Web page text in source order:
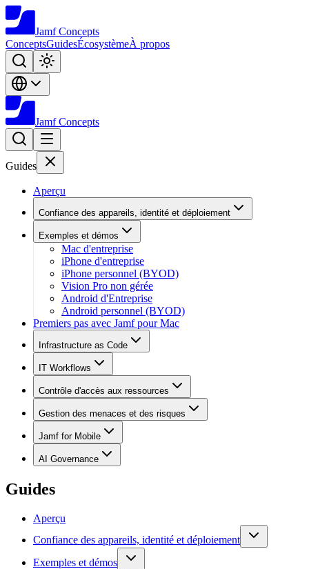
Jamf Concepts
ConceptsGuidesÉcosystèmeÀ propos
Jamf Concepts
Guides
Aperçu
Confiance des appareils, identité et déploiement
Exemples et démos
Mac d'entreprise
iPhone d'entreprise
iPhone personnel (BYOD)
Vision Pro non gérée
Android d'Entreprise
Android personnel (BYOD)
Premiers pas avec Jamf pour Mac
Infrastructure as Code
IT Workflows
Contrôle d'accès aux ressources
Gestion des menaces et des risques
Jamf for Mobile
AI Governance
Guides
Aperçu
Confiance des appareils, identité et déploiement
Exemples et démos